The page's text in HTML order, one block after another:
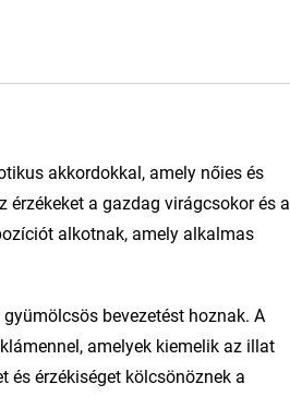
akkordokkal, amely nőies és
a gazdag virágcsokor és a
alkotnak, amely alkalmas
bevezetést hoznak. A
amelyek kiemelik az illat
és érzékiséget kölcsönöznek a